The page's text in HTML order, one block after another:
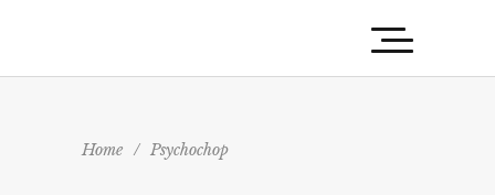
Home / Psychochop